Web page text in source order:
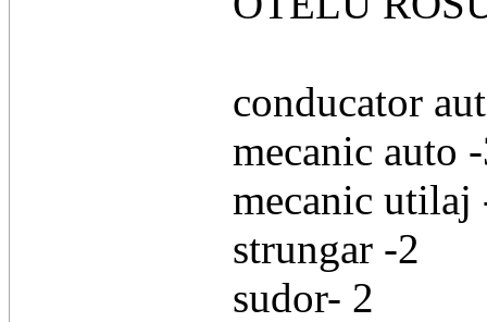
conducator
mecanic auto
mecanic utilaj
strungar -2
sudor- 2